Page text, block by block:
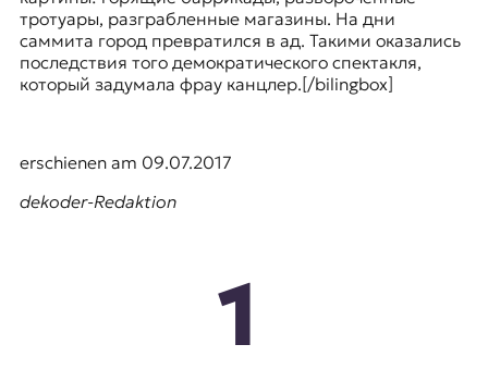
тротуары, разграбленные магазины. На дни
саммита город превратился в ад. Такими оказались
последствия того демократического спектакля,
который задумала фрау канцлер.[/bilingbox]
erschienen am 09.07.2017
dekoder-Redaktion
1